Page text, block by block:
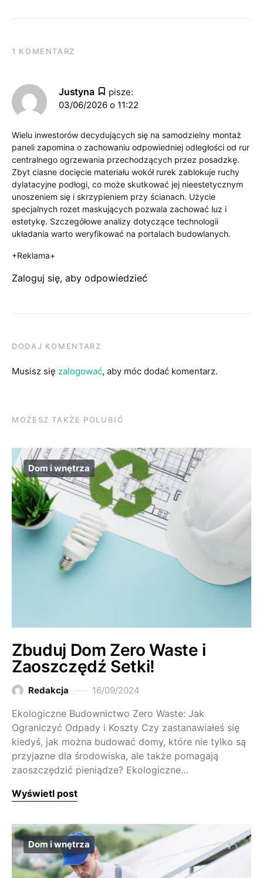
1 KOMENTARZ
Justyna
pisze:
03/06/2026 o 11:22
Wielu inwestorów decydujących się na samodzielny montaż
paneli zapomina o zachowaniu odpowiedniej odległości od rur
centralnego ogrzewania przechodzących przez posadzkę.
Zbyt ciasne docięcie materiału wokół rurek zablokuje ruchy
dylatacyjne podłogi, co może skutkować jej nieestetycznym
unoszeniem się i skrzypieniem przy ścianach. Użycie
specjalnych rozet maskujących pozwala zachować luz i
estetykę. Szczegółowe analizy dotyczące technologii
układania warto weryfikować na portalach budowlanych.
+Reklama+
Zaloguj się, aby odpowiedzieć
DODAJ KOMENTARZ
Musisz się zalogować, aby móc dodać komentarz.
MOŻESZ TAKŻE POLUBIĆ
Dom i wnętrza
Zbuduj Dom Zero Waste i
Zaoszczędź Setki!
Redakcja 16/09/2024
Ekologiczne Budownictwo Zero Waste: Jak
Ograniczyć Odpady i Koszty Czy zastanawiałeś się
kiedyś, jak można budować domy, które nie tylko są
przyjazne dla środowiska, ale także pomagają
zaoszczędzić pieniądze? Ekologiczne…
Wyświetl post
Dom i wnętrza